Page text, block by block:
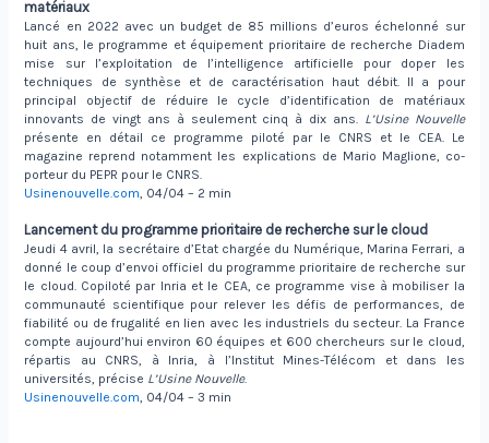
matériaux
Lancé en 2022 avec un budget de 85 millions d’euros échelonné sur
huit ans, le programme et équipement prioritaire de recherche Diadem
mise sur l’exploitation de l’intelligence artificielle pour doper les
techniques de synthèse et de caractérisation haut débit. Il a pour
principal objectif de réduire le cycle d’identification de matériaux
innovants de vingt ans à seulement cinq à dix ans. L’Usine Nouvelle
présente en détail ce programme piloté par le CNRS et le CEA. Le
magazine reprend notamment les explications de Mario Maglione, co-
porteur du PEPR pour le CNRS.
Usinenouvelle.com, 04/04 – 2 min
Lancement du programme prioritaire de recherche sur le cloud
Jeudi 4 avril, la secrétaire d’Etat chargée du Numérique, Marina Ferrari, a
donné le coup d’envoi officiel du programme prioritaire de recherche sur
le cloud. Copiloté par Inria et le CEA, ce programme vise à mobiliser la
communauté scientifique pour relever les défis de performances, de
fiabilité ou de frugalité en lien avec les industriels du secteur. La France
compte aujourd’hui environ 60 équipes et 600 chercheurs sur le cloud,
répartis au CNRS, à Inria, à l’Institut Mines-Télécom et dans les
universités, précise L’Usine Nouvelle.
Usinenouvelle.com, 04/04 – 3 min